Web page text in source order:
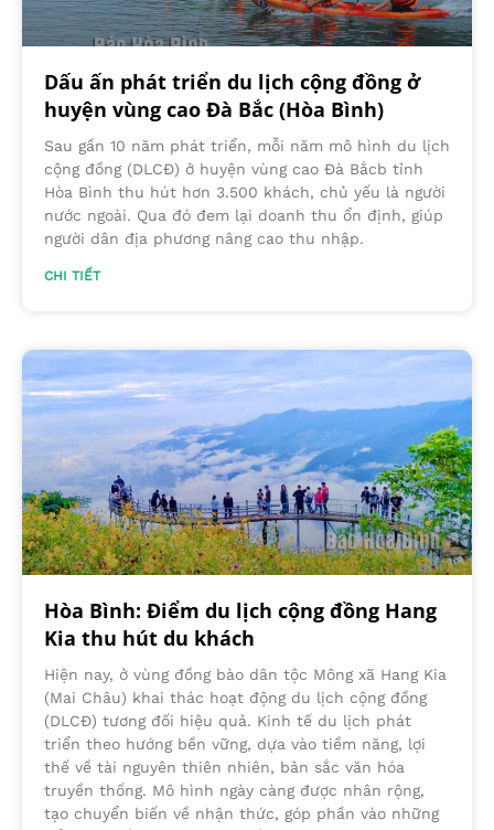
Dấu ấn phát triển du lịch cộng đồng ở
huyện vùng cao Đà Bắc (Hòa Bình)
Sau gần 10 năm phát triển, mỗi năm mô hình du lịch
cộng đồng (DLCĐ) ở huyện vùng cao Đà Bắcb tỉnh
Hòa Bình thu hút hơn 3.500 khách, chủ yếu là người
nước ngoài. Qua đó đem lại doanh thu ổn định, giúp
người dân địa phương nâng cao thu nhập.
CHI TIẾT
Hòa Bình: Điểm du lịch cộng đồng Hang
Kia thu hút du khách
Hiện nay, ở vùng đồng bào dân tộc Mông xã Hang Kia
(Mai Châu) khai thác hoạt động du lịch cộng đồng
(DLCĐ) tương đối hiệu quả. Kinh tế du lịch phát
triển theo hướng bền vững, dựa vào tiềm năng, lợi
thế về tài nguyên thiên nhiên, bản sắc văn hóa
truyền thống. Mô hình ngày càng được nhân rộng,
tạo chuyển biến về nhận thức, góp phần vào những